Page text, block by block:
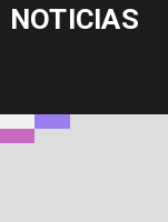
NOTICIAS